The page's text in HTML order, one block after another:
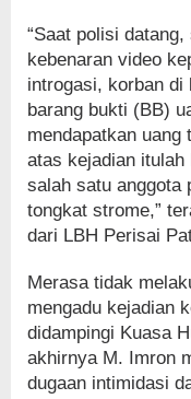
“Saat polisi
kebenaran video
introgasi, korban di
barang bukti (BB)
mendapatkan
atas kejadian
salah satu anggota
tongkat strome,”
dari LBH Perisai
Merasa tidak
mengadu kejadian
didampingi Kuasa
akhirnya M. Imron
dugaan intimidasi